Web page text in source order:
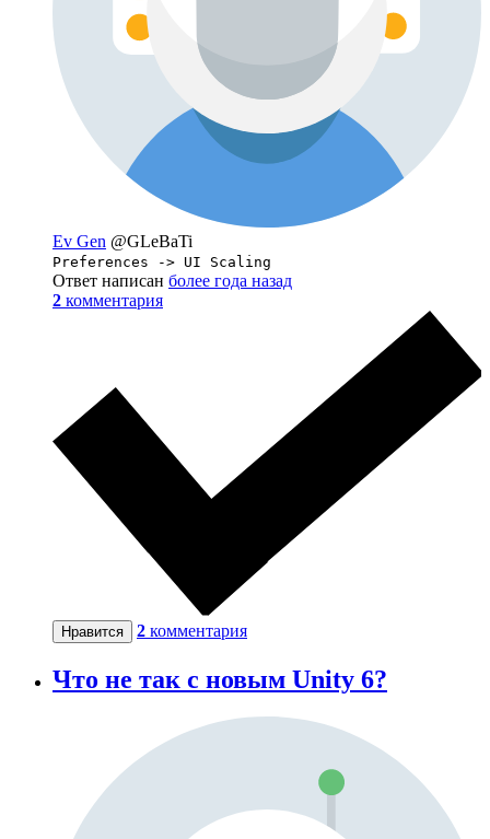
Ev Gen @GLeBaTi
Preferences -> UI Scaling
Ответ написан более года назад
2 комментария
Нравится 2 комментария
Что не так с новым Unity 6?